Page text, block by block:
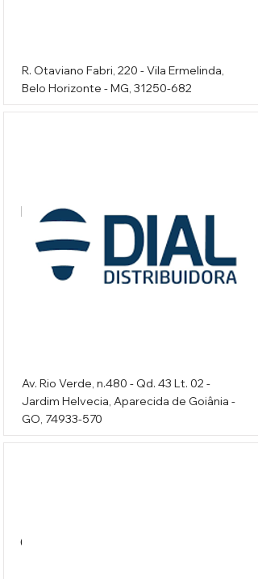
R. Otaviano Fabri, 220 - Vila Ermelinda,
Belo Horizonte - MG, 31250-682
Dial Distribuidora
Av. Rio Verde, n.480 - Qd. 43 Lt. 02 -
Jardim Helvecia, Aparecida de Goiânia -
GO, 74933-570
Comercial Loriano